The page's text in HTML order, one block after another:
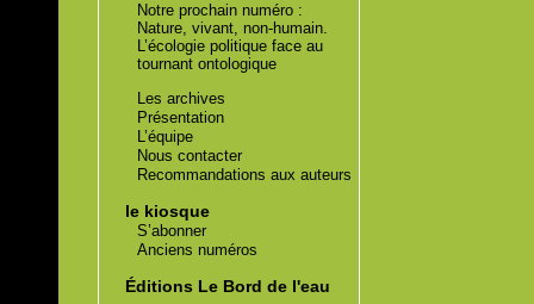
Notre prochain numéro :
Nature, vivant, non-humain.
L’écologie politique face au
tournant ontologique
Les archives
Présentation
L’équipe
Nous contacter
Recommandations aux auteurs
le kiosque
S’abonner
Anciens numéros
Éditions Le Bord de l'eau